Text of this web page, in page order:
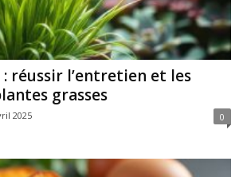
réussir l’entretien et les
grasses
2025 0